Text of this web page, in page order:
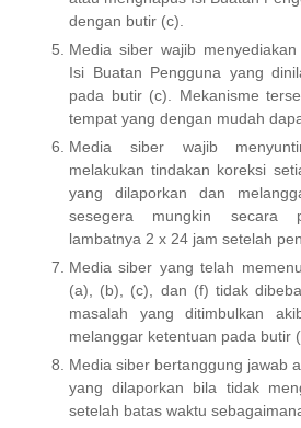
dengan butir (c).
Media siber wajib
Isi Buatan Pengguna yang
pada butir (c). Mekanisme
tempat yang dengan mudah
Media siber wajib
melakukan tindakan koreksi
yang dilaporkan dan
sesegera mungkin secara
lambatnya 2 x 24 jam setelah
Media siber yang telah
(a), (b), (c), dan (f) tidak
masalah yang ditimbulkan
melanggar ketentuan pada butir
Media siber bertanggung jawab
yang dilaporkan bila tidak
setelah batas waktu